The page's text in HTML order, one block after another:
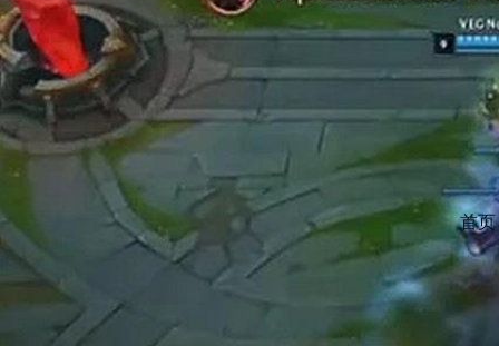
首页